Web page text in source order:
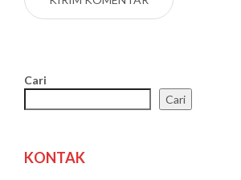
Cari
Cari
KONTAK